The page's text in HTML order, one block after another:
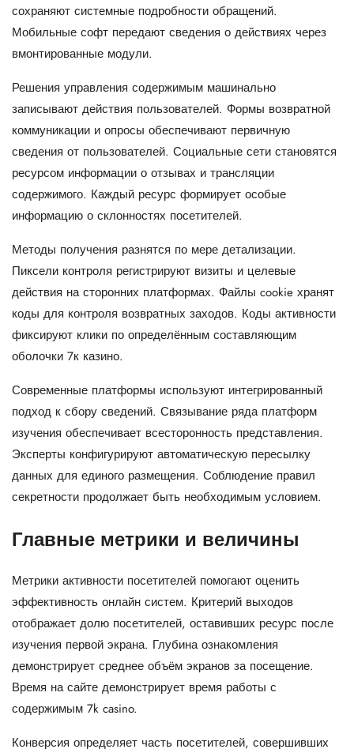
сохраняют системные подробности обращений.
Мобильные софт передают сведения о действиях через
вмонтированные модули.
Решения управления содержимым машинально
записывают действия пользователей. Формы возвратной
коммуникации и опросы обеспечивают первичную
сведения от пользователей. Социальные сети становятся
ресурсом информации о отзывах и трансляции
содержимого. Каждый ресурс формирует особые
информацию о склонностях посетителей.
Методы получения разнятся по мере детализации.
Пиксели контроля регистрируют визиты и целевые
действия на сторонних платформах. Файлы cookie хранят
коды для контроля возвратных заходов. Коды активности
фиксируют клики по определённым составляющим
оболочки 7к казино.
Современные платформы используют интегрированный
подход к сбору сведений. Связывание ряда платформ
изучения обеспечивает всесторонность представления.
Эксперты конфигурируют автоматическую пересылку
данных для единого размещения. Соблюдение правил
секретности продолжает быть необходимым условием.
Главные метрики и величины
Метрики активности посетителей помогают оценить
эффективность онлайн систем. Критерий выходов
отображает долю посетителей, оставивших ресурс после
изучения первой экрана. Глубина ознакомления
демонстрирует среднее объём экранов за посещение.
Время на сайте демонстрирует время работы с
содержимым 7k casino.
Конверсия определяет часть посетителей, совершивших